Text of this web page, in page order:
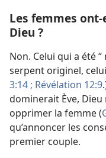
Les femmes
Dieu ?
Non. Celui qui a été “
serpent originel, celui
3:14 ; Révélation 12:9
dominerait Ève, Dieu
opprimer la femme (
qu’annoncer les
premier couple.